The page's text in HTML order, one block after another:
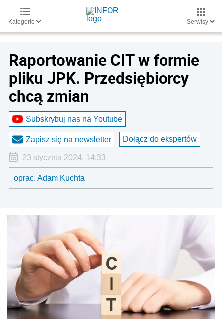
Kategorie Serwisy
Raportowanie CIT w formie
pliku JPK. Przedsiębiorcy
chcą zmian
Subskrybuj nas na Youtube
Zapisz się na newsletter Dołącz do ekspertów
23 stycznia 2024, 14:33
oprac. Adam Kuchta